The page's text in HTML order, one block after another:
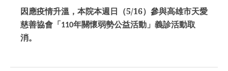
Contact
因應疫情升溫， 本院本週日 （5/16）參與高雄市天愛
慈善協會「110年關懷弱勢公益活動」義診活動取
消。